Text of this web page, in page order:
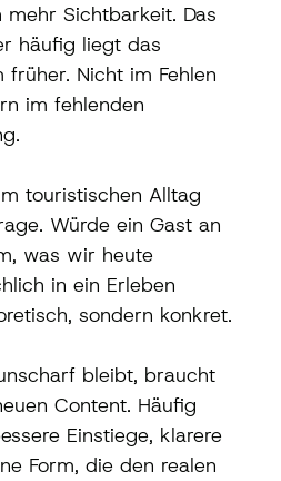
Sichtbarkeit. Das
häufig liegt das
früher. Nicht im Fehlen
im fehlenden
touristischen Alltag
Würde ein Gast an
was wir heute
in ein Erleben
sondern konkret.
bleibt, braucht
Content. Häufig
Einstiege, klarere
Form, die den realen